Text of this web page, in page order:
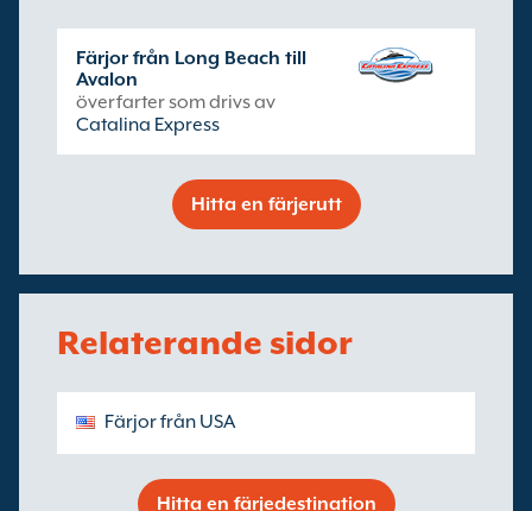
Färjor från Long Beach till
Avalon
överfarter som drivs av
Catalina Express
Hitta en färjerutt
Relaterande sidor
Färjor från USA
Hitta en färjedestination